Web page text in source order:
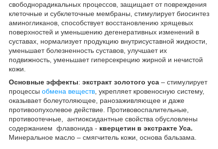
свободнорадикальных процессов, защищает от повреждения
клеточные и субклеточные мембраны, стимулирует биосинтез
аминогликанов, способствует восстановлению хрящевых
поверхностей и уменьшению дегенеративных изменений в
суставах, нормализует продукцию внутрисуставной жидкости,
уменьшает болезненность суставов, улучшает их
подвижность, уменьшает гиперсекрецию жирной и нечистой
кожи.
Основные эффекты: экстракт золотого уса – стимулирует
процессы обмена веществ , укрепляет кровеносную систему,
оказывает болеутоляющее, ранозаживляющее и даже
противоопухолевое действие. Противовоспалительные,
противоотечные, антиоксидантные свойства обусловлены
содержанием флавонида - кверцетин в экстракте Уса.
Минеральное масло – смягчитель кожи, основа бальзама.